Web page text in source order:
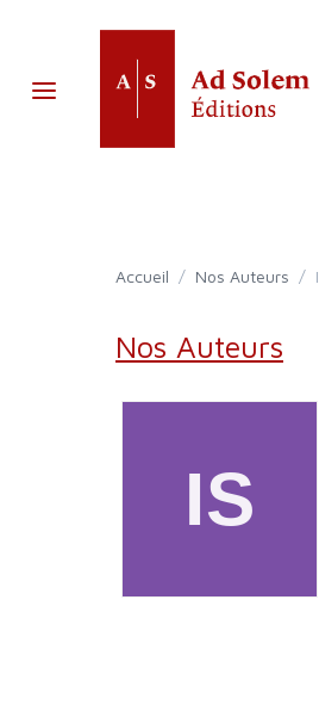
Accueil / Nos Auteurs /
Nos Auteurs